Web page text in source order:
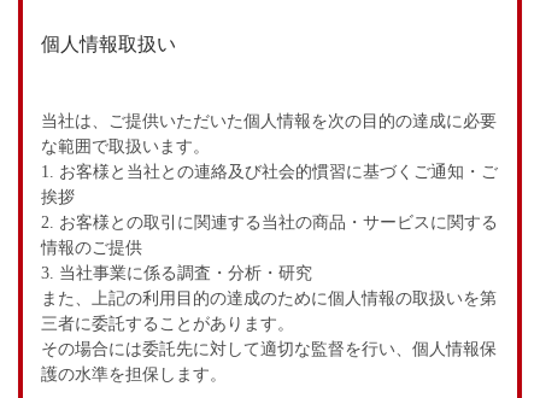
個人情報取扱い
当社は、ご提供いただいた個人情報を次の目的の達成に必要
な範囲で取扱います。
1. お客様と当社との連絡及び社会的慣習に基づくご通知・ご
挨拶
2. お客様との取引に関連する当社の商品・サービスに関する
情報のご提供
3. 当社事業に係る調査・分析・研究
また、上記の利用目的の達成のために個人情報の取扱いを第
三者に委託することがあります。
その場合には委託先に対して適切な監督を行い、個人情報保
護の水準を担保します。